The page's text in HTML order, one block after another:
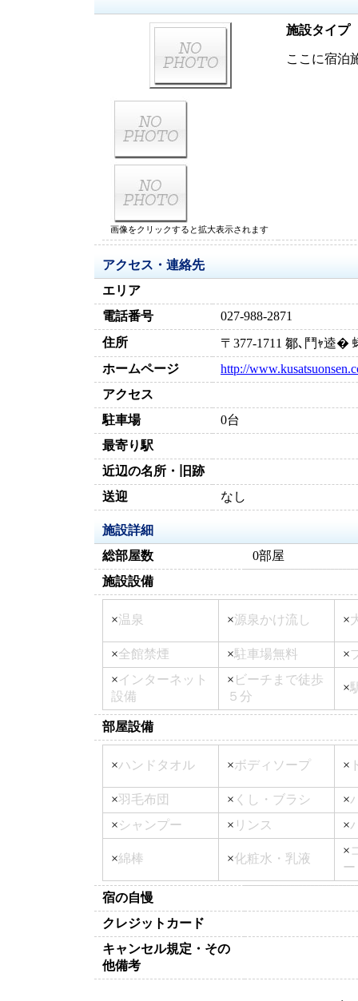
施設タイプ
ここに宿泊
画像をクリックすると拡大表示されます
アクセス・連絡先
エリア
電話番号
027-988-2871
住所
〒377-1711 鄒､鬥ｬ逵�
ホームページ
http://
アクセス
駐車場
0台
最寄り駅
近辺の名所・旧跡
送迎
なし
施設詳細
総部屋数
0部屋
施設設備
×温泉 ×源泉かけ流し ×
×全館禁煙 ×駐車場無料 ×
×インターネット
設備
× ビーチまで徒歩
５分
×
部屋設備
×ハンドタオル ×ボディソープ ×
×羽毛布団 × くし・ブラシ ×
×シャンプー × リンス ×
×綿棒 ×化粧水・乳液
×
ー
宿の自慢
クレジットカード
キャンセル規定・その
他備考